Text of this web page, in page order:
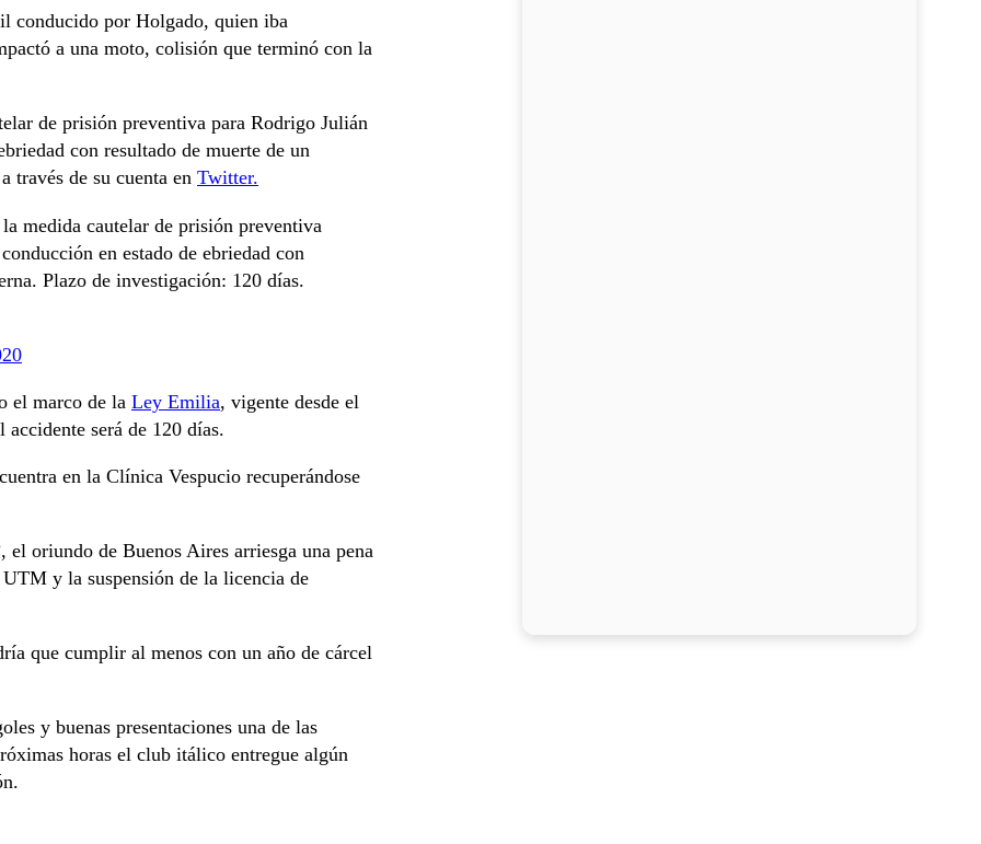
conducido por Holgado, quien iba
a una moto, colisión que terminó con la
de prisión preventiva para Rodrigo Julián
con resultado de muerte de un
través de su cuenta en Twitter.
medida cautelar de prisión preventiva
en estado de ebriedad con
Plazo de investigación: 120 días.
el marco de la Ley Emilia, vigente desde el
será de 120 días.
en la Clínica Vespucio recuperándose
oriundo de Buenos Aires arriesga una pena
y la suspensión de la licencia de
que cumplir al menos con un año de cárcel
y buenas presentaciones una de las
horas el club itálico entregue algún